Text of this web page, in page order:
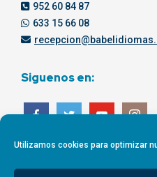
Utilizamos cookies para optimizar
952 60 84 87
633 15 66 08
Siguenos en: